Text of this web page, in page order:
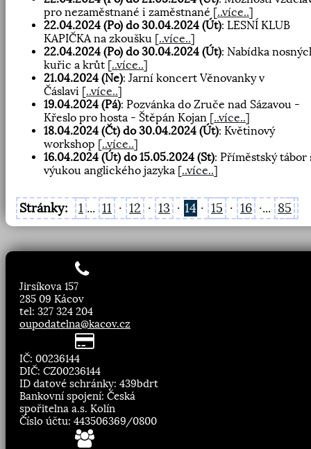
pro nezaměstnané i zaměstnané [..více..]
22.04.2024 (Po) do 30.04.2024 (Út): LESNÍ KLUB
KAPIČKA na zkoušku [..více..]
22.04.2024 (Po) do 30.04.2024 (Út): Nabídka
kuřic a krůt [..více..]
21.04.2024 (Ne): Jarní koncert Věnovanky v
Čáslavi [..více..]
19.04.2024 (Pá): Pozvánka do Zruče nad Sázavou -
Křeslo pro hosta - Štěpán Kojan [..více..]
18.04.2024 (Čt) do 30.04.2024 (Út): Květinový
workshop [..více..]
16.04.2024 (Út) do 15.05.2024 (St): Příměstský tábor
výukou anglického jazyka [..více..]
Stránky: 1 ... 11 · 12 · 13 · 14 · 15 · 16 ·... 85
Jirsíkova 157
285 09 Kácov
tel: 327 324 204
oupodatelna@kacov.cz
IČ: 00236144
DIČ: CZ00236144
ID datové schránky: 439bdrt
Bankovní spojení: Česká
spořitelna a.s. Kolín
Číslo účtu: 443506369/0800